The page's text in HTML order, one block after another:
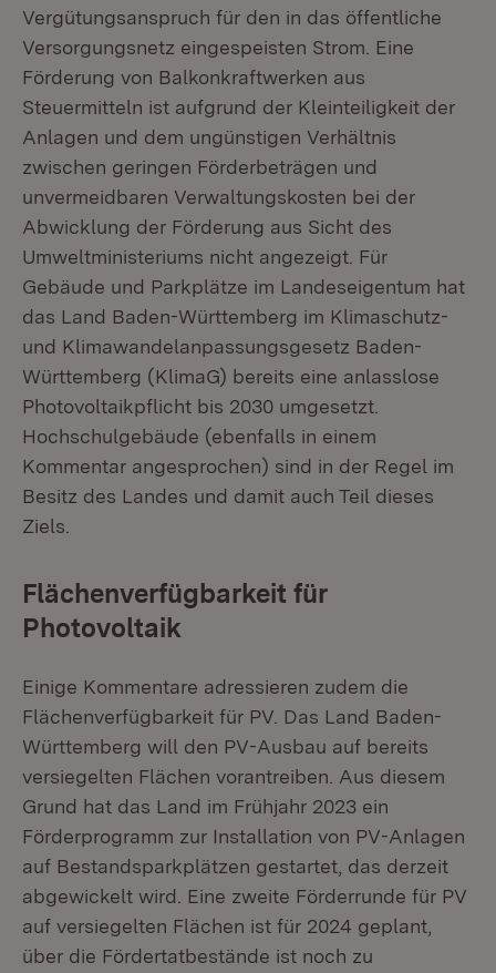
Vergütungsanspruch für den in das öffentliche
Versorgungsnetz eingespeisten Strom. Eine
Förderung von Balkonkraftwerken aus
Steuermitteln ist aufgrund der Kleinteiligkeit der
Anlagen und dem ungünstigen Verhältnis
zwischen geringen Förderbeträgen und
unvermeidbaren Verwaltungskosten bei der
Abwicklung der Förderung aus Sicht des
Umweltministeriums nicht angezeigt. Für
Gebäude und Parkplätze im Landeseigentum hat
das Land Baden-Württemberg im Klimaschutz-
und Klimawandelanpassungsgesetz Baden-
Württemberg (KlimaG) bereits eine anlasslose
Photovoltaikpflicht bis 2030 umgesetzt.
Hochschulgebäude (ebenfalls in einem
Kommentar angesprochen) sind in der Regel im
Besitz des Landes und damit auch Teil dieses
Ziels.
Flächenverfügbarkeit für
Photovoltaik
Einige Kommentare adressieren zudem die
Flächenverfügbarkeit für PV. Das Land Baden-
Württemberg will den PV-Ausbau auf bereits
versiegelten Flächen vorantreiben. Aus diesem
Grund hat das Land im Frühjahr 2023 ein
Förderprogramm zur Installation von PV-Anlagen
auf Bestandsparkplätzen gestartet, das derzeit
abgewickelt wird. Eine zweite Förderrunde für PV
auf versiegelten Flächen ist für 2024 geplant,
über die Fördertatbestände ist noch zu